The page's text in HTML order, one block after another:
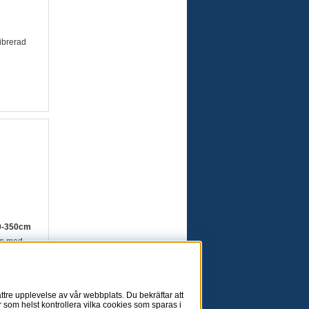
350cm
med
upplevelse av vår webbplats. Du bekräftar att
helst kontrollera vilka cookies som sparas i